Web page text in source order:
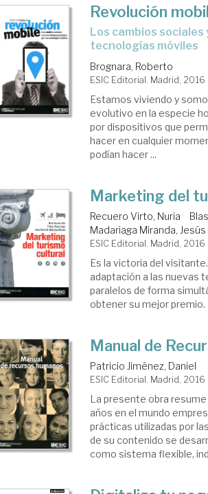
Revolución
los cambios sociales y de marketing producidos por las
tecnologías móviles
Brognara, Roberto
ESIC Editorial. Madrid, 2016
Estamos viviendo y
evolutivo en la especie
por dispositivos que
hacer en cualquier
podían hacer ...
Marketing del
Recuero Virto, Nuria
Madariaga Miranda, Jesús
ESIC Editorial. Madrid, 2016
Es la victoria del
adaptación a las nuevas
paralelos de forma
obtener su mejor premio.
Manual de
Patricio Jiménez, Daniel
ESIC Editorial. Madrid, 2016
La presente obra
años en el mundo
prácticas utilizadas por
de su contenido se
como sistema flexible,